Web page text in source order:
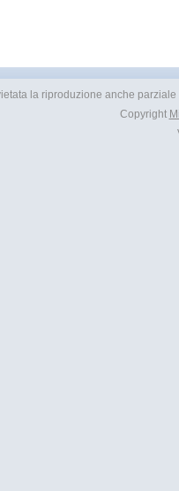
la riproduzione anche
Copyright